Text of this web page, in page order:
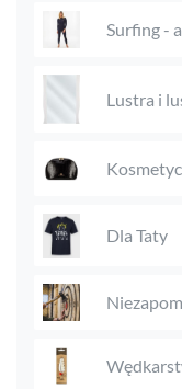
Surfing -
Lustra i
Dla Taty